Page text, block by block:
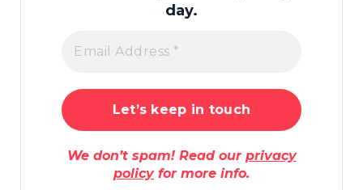
day.
We don’t spam! Read our privacy
policyfor more info.